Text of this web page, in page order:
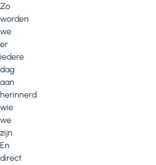
Zo
worden
we
er
iedere
dag
aan
herinnerd
wie
we
zijn.
En
direct